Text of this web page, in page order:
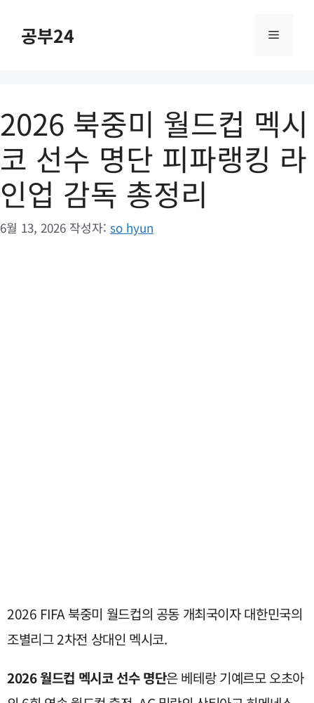
뛰
기
공부24 메
2026 북중미 월드컵 멕시
코 선수 명단 피파랭킹 라
인업 감독 총정리
6월 13, 2026 작성자: so hyun
2026 FIFA 북중미 월드컵의 공동 개최국이자 대한민국의
조별리그 2차전 상대인 멕시코.
2026 월드컵 멕시코 선수 명단은 베테랑 기예르모 오초아